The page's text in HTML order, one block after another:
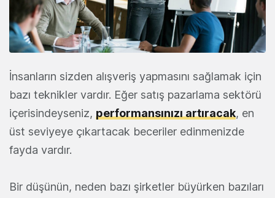
İnsanların sizden alışveriş yapmasını sağlamak için
bazı teknikler vardır. Eğer satış pazarlama sektörü
içerisindeyseniz, performansınızı artıracak, en
üst seviyeye çıkartacak beceriler edinmenizde
fayda vardır.
Bir düşünün, neden bazı şirketler büyürken bazıları